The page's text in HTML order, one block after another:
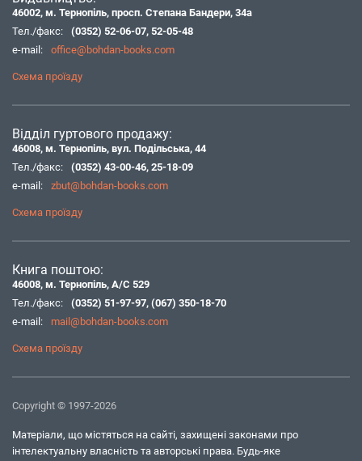
46002, м. Тернопіль, просп. Степана Бандери, 34а
Тел./факс:
(0352) 52-06-07, 52-05-48
e-mail:
office@bohdan-books.com
Схема проїзду
Відділ гуртового продажу:
46008, м. Тернопіль, вул. Подільська, 44
Тел./факс:
(0352) 43-00-46, 25-18-09
e-mail:
zbut@bohdan-books.com
Схема проїзду
Книга поштою:
46008, м. Тернопіль, А/С 529
Тел./факс:
(0352) 51-97-97, (067) 350-18-70
e-mail:
mail@bohdan-books.com
Схема проїзду
Copyright © 1997-2026
Матеріали, що містяться на сайті, захищені законами про
інтелектуальну власність та авторські права. Будь-яке